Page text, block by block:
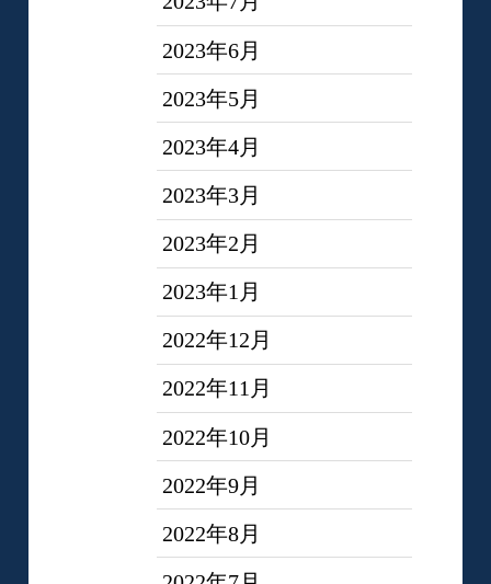
2023年6月
2023年5月
2023年4月
2023年3月
2023年2月
2023年1月
2022年12月
2022年11月
2022年10月
2022年9月
2022年8月